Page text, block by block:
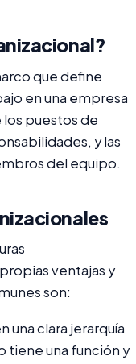
que define
en una empresa
puestos de
y las
del equipo.
ventajas y
son:
una clara jerarquía
tiene una función y